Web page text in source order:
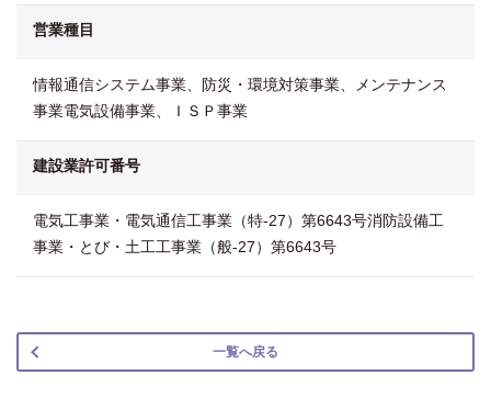
営業種目
情報通信システム事業、防災・環境対策事業、メンテナンス
事業電気設備事業、ＩＳＰ事業
建設業許可番号
電気工事業・電気通信工事業（特-27）第6643号消防設備工
事業・とび・土工工事業（般-27）第6643号
一覧へ戻る